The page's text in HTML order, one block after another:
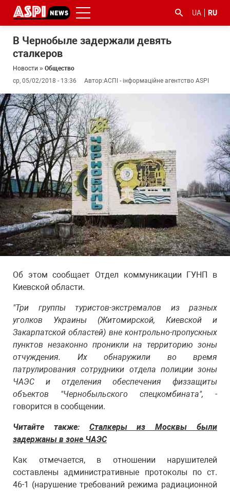
UA RU
В Чернобыле задержали девять
сталкеров
Новости » Общество
ср, 05/02/2018 - 13:36
Автор:АСПІ - інформаційне агентство ASPI
Об этом сообщает Отдел коммуникации ГУНП в
Киевской области.
"Три группы туристов-экстремалов из разных
уголков Украины (Житомирской, Киевской и
Закарпатской областей) вне контрольно-пропускных
пунктов незаконно проникли на территорию зоны
отчуждения. Их обнаружили во время
патрулирования сотрудники отдела полиции зоны
ЧАЭС и отделения обеспечения физзащиты
объектов "Чернобыльского спецкомбината", -
говорится в сообщении.
Читайте также: Сталкеры из Москвы были
задержаны в зоне ЧАЭС
Как отмечается, в отношении нарушителей
составлены административные протоколы по ст.
46-1 (нарушение требований режима радиационной
#ООС
#боротьба
з
корупцією
#гфс #Киев